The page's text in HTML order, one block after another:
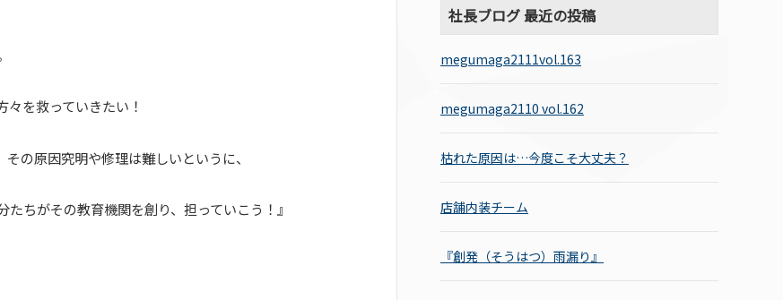
を救っていきたい！
の原因究明や修理は難しいというに、
ちがその教育機関を創り、担っていこう！』
社長ブログ 最近の投稿
megumaga2111vol.163
megumaga2110 vol.162
枯れた原因は…今度こそ大丈夫？
店舗内装チーム
『創発（そうはつ）雨漏り』